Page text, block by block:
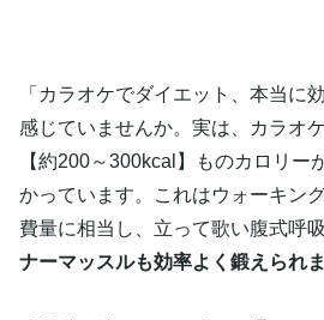
「カラオケでダイエット、本当に
感じていませんか。実は、カラオ
【約200～300kcal】ものカロリー
かっています。これはウォーキン
費量に相当し、立って歌い腹式呼
ナーマッスルも効率よく鍛えられ